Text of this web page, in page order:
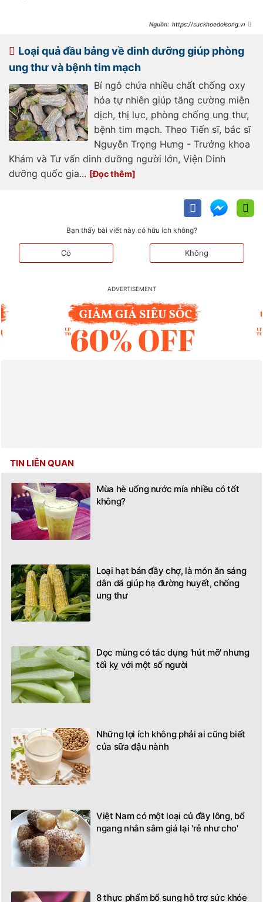
https://suckhoedoisong.vn/8
169240715193717379.htm
Loại quả đầu bảng về dinh dưỡng giúp phòng
ung thư và bệnh tim mạch
Bí ngô chứa nhiều chất chống oxy
hóa tự nhiên giúp tăng cường miễn
dịch, thị lực, phòng chống ung thư,
bệnh tim mạch. Theo Tiến sĩ, bác sĩ
Nguyễn Trọng Hưng - Trưởng khoa
Khám và Tư vấn dinh dưỡng người lớn, Viện Dinh
dưỡng quốc gia...
Bạn thấy bài viết này có hữu ích không?
Có Không
TIN LIÊN QUAN
Mùa hè uống nước mía nhiều có tốt
không?
Loại hạt bán đầy chợ, là món ăn sáng
dân dã giúp hạ đường huyết, chống
ung thư
Dọc mùng có tác dụng 'hút mỡ' nhưng
tối kỵ với một số người
Những lợi ích không phải ai cũng biết
của sữa đậu nành
Việt Nam có một loại củ đầy lông, bổ
ngang nhân sâm giá lại 'rẻ như cho'
8 thực phẩm bổ sung hỗ trợ sức khỏe